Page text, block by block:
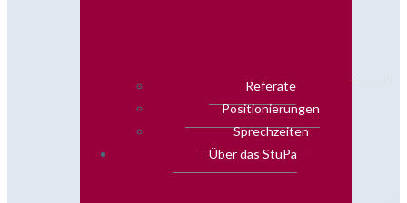
Referate
Positionierungen
Sprechzeiten
Über das StuPa